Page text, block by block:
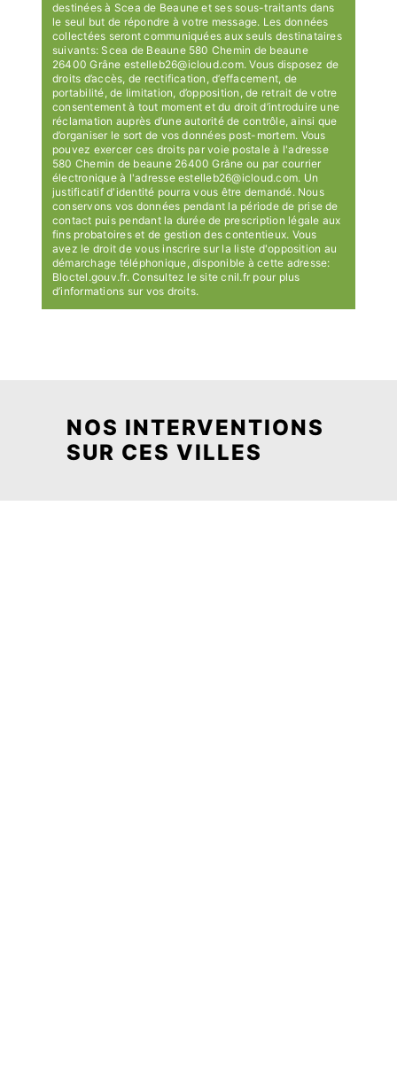
destinées à Scea de Beaune et ses sous-traitants dans
le seul but de répondre à votre message. Les données
collectées seront communiquées aux seuls destinataires
suivants: Scea de Beaune 580 Chemin de beaune
26400 Grâne estelleb26@icloud.com. Vous disposez de
droits d’accès, de rectification, d’effacement, de
portabilité, de limitation, d’opposition, de retrait de votre
consentement à tout moment et du droit d’introduire une
réclamation auprès d’une autorité de contrôle, ainsi que
d’organiser le sort de vos données post-mortem. Vous
pouvez exercer ces droits par voie postale à l'adresse
580 Chemin de beaune 26400 Grâne ou par courrier
électronique à l'adresse estelleb26@icloud.com. Un
justificatif d'identité pourra vous être demandé. Nous
conservons vos données pendant la période de prise de
contact puis pendant la durée de prescription légale aux
fins probatoires et de gestion des contentieux. Vous
avez le droit de vous inscrire sur la liste d'opposition au
démarchage téléphonique, disponible à cette adresse:
Bloctel.gouv.fr. Consultez le site cnil.fr pour plus
d’informations sur vos droits.
NOS INTERVENTIONS
SUR CES VILLES